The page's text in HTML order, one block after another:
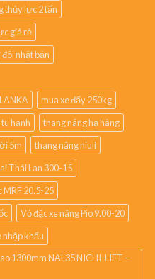
thủy lực 2 tấn
giá rẻ
nhật bản
mua xe đẩy 250kg
hanh
thang nâng hạ hàng
5m
thang nâng niuli
Thái Lan 300-15
MRF 20.5-25
Vỏ đặc xe nâng Pio 9.00-20
nhập khẩu
1300mm NAL35 NICHI-LIFT –